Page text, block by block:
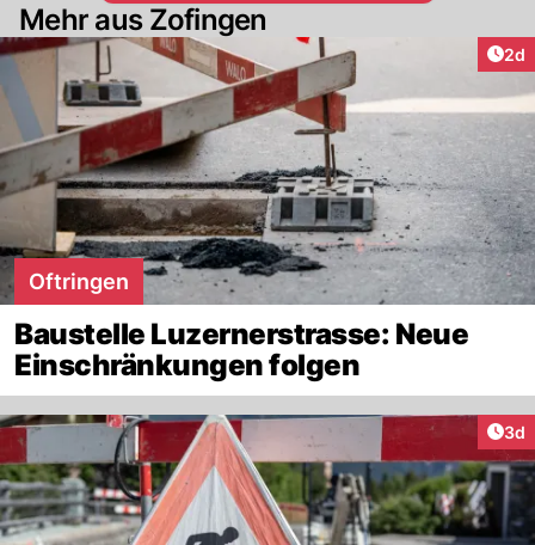
Mehr aus Zofingen
2d
Oftringen
Baustelle Luzernerstrasse: Neue
Einschränkungen folgen
3d